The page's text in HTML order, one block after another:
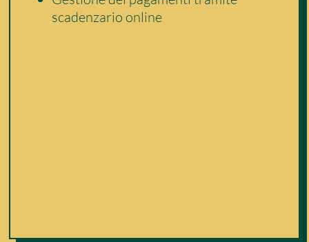
scadenzario online